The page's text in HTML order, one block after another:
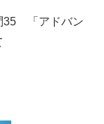
35 「アドバン